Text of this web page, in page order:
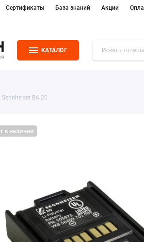
Сертификаты База знаний Акции
КАТАЛОГ
Sennheiser BA 20
в наличии